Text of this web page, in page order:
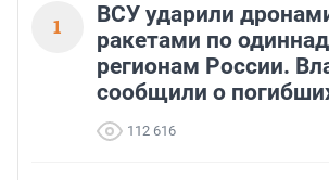
1
ВСУ ударили
ракетами по
регионам России.
сообщили о
112 616